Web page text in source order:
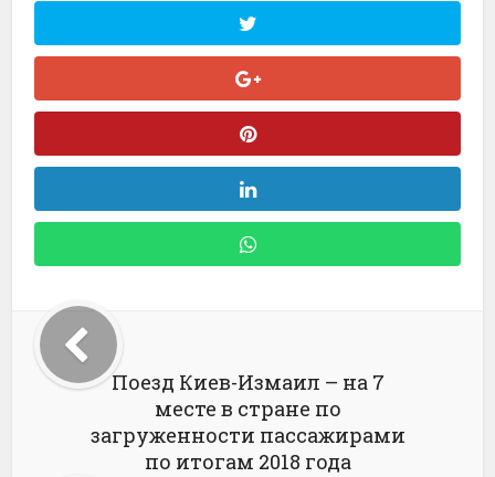
Поезд Киев-Измаил – на 7
месте в стране по
загруженности пассажирами
по итогам 2018 года